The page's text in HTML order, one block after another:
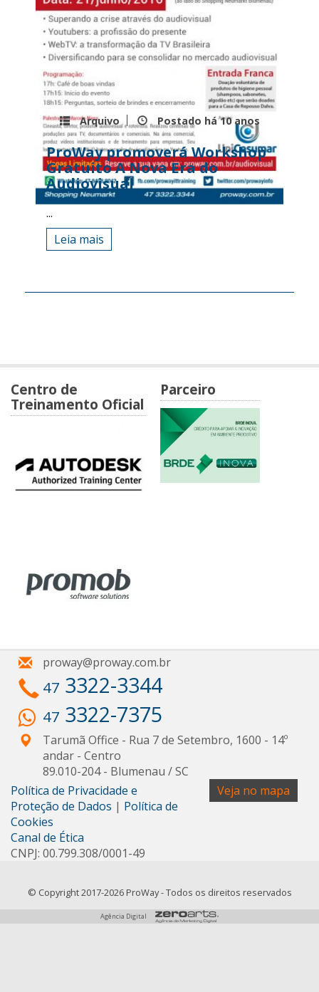
Arquivo Postado há10 anos
ProWay promoverá Workshop
Gratuito A Nova Era do
Audiovisual
...
Leia mais
Centro de
Treinamento Oficial
Parceiro
proway@proway.com.br
47 3322-3344
47 3322-7375
Tarumã Office - Rua 7 de Setembro, 1600 - 14º
andar - Centro
89.010-204- Blumenau /SC
Veja no mapa
Política de Privacidade e
Proteção de Dados | Política de
Cookies
Canal de Ética
CNPJ: 00.799.308/0001-49
© Copyright 2017-2026 ProWay - Todos os direitos reservados
Agência Digital